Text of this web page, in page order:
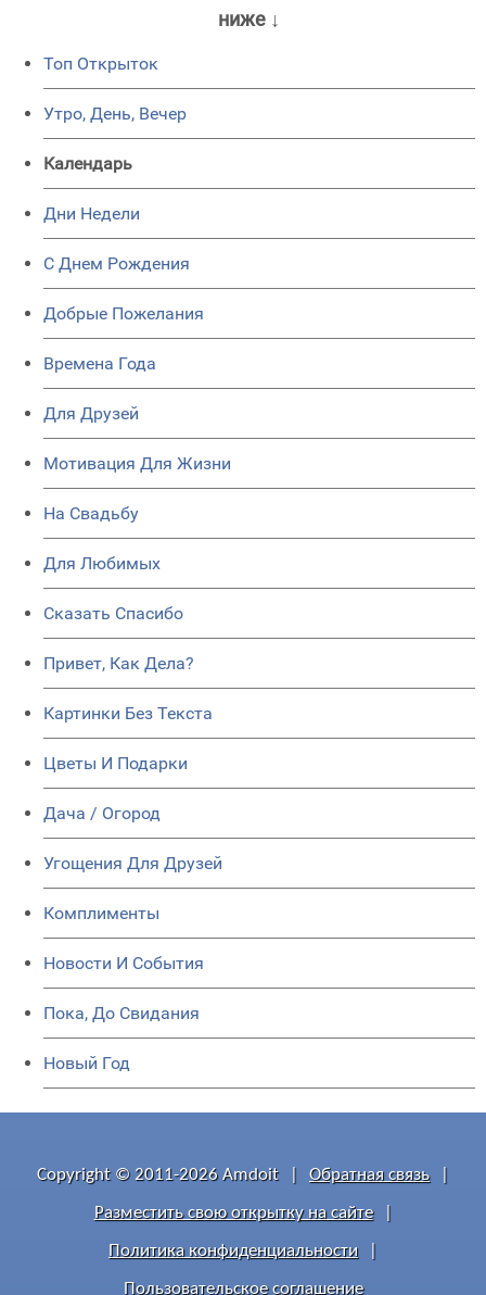
ниже ↓
Топ Открыток
Утро, День, Вечер
Календарь
Дни Недели
C Днем Рождения
Добрые Пожелания
Времена Года
Для Друзей
Мотивация Для Жизни
На Свадьбу
Для Любимых
Сказать Спасибо
Привет, Как Дела?
Картинки Без Текста
Цветы И Подарки
Дача / Огород
Угощения Для Друзей
Комплименты
Новости И События
Пока, До Свидания
Новый Год
Copyright © 2011-2026 Amdoit Обратная связь
Разместить свою открытку на сайте
Политика конфиденциальности
Пользовательское соглашение